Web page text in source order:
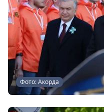
Фото: Акорда